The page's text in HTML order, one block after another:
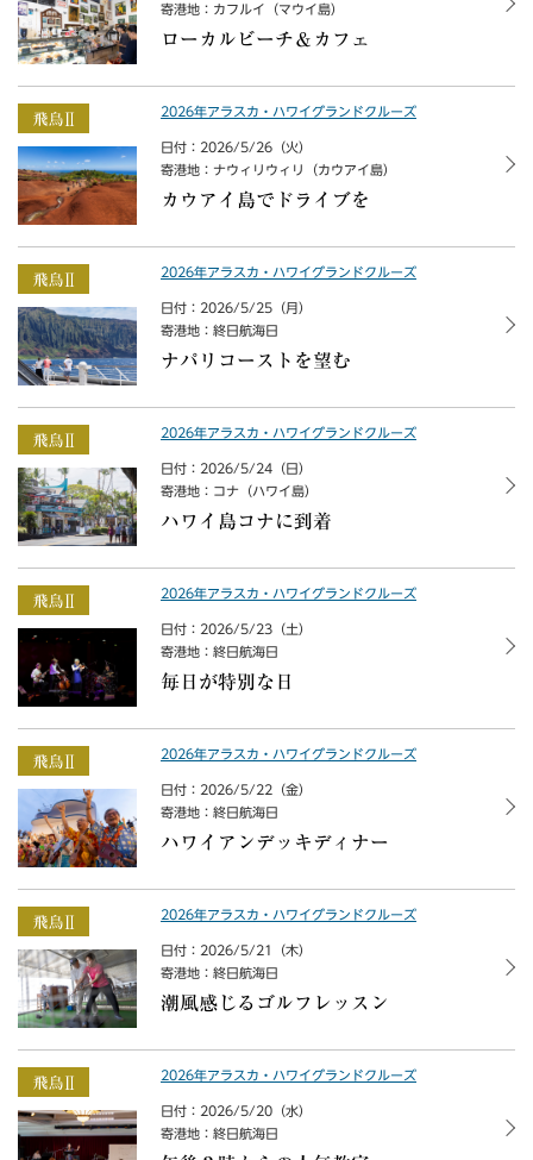
寄港地：カフルイ（マウイ島）
ローカルビーチ＆カフェ
2026年アラスカ・ハワイグランドクルーズ
日付：2026/5/26（火）
寄港地：ナウィリウィリ（カウアイ島）
カウアイ島でドライブを
2026年アラスカ・ハワイグランドクルーズ
日付：2026/5/25（月）
寄港地：終日航海日
ナパリコーストを望む
2026年アラスカ・ハワイグランドクルーズ
日付：2026/5/24（日）
寄港地：コナ（ハワイ島）
ハワイ島コナに到着
2026年アラスカ・ハワイグランドクルーズ
日付：2026/5/23（土）
寄港地：終日航海日
毎日が特別な日
2026年アラスカ・ハワイグランドクルーズ
日付：2026/5/22（金）
寄港地：終日航海日
ハワイアンデッキディナー
2026年アラスカ・ハワイグランドクルーズ
日付：2026/5/21（木）
寄港地：終日航海日
潮風感じるゴルフレッスン
2026年アラスカ・ハワイグランドクルーズ
日付：2026/5/20（水）
寄港地：終日航海日